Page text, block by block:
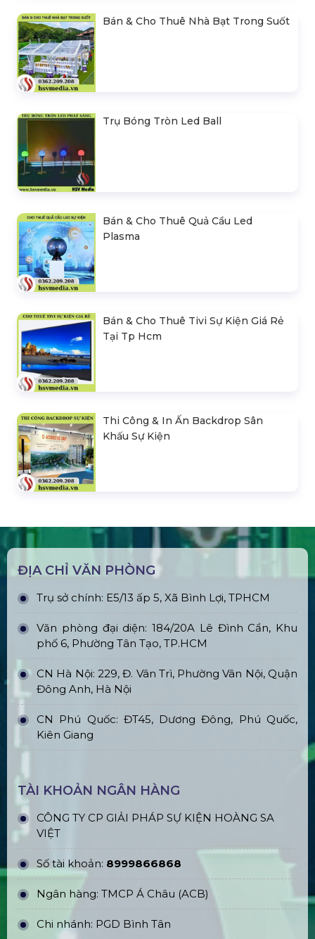
Bán & Cho Thuê Nhà Bạt Trong Suốt
Trụ Bóng Tròn Led Ball
Bán & Cho Thuê Quả Cầu Led
Plasma
Bán & Cho Thuê Tivi Sự Kiện Giá Rẻ
Tại Tp Hcm
Thi Công & In Ấn Backdrop Sân
Khấu Sự Kiện
ĐỊA CHỈ VĂN PHÒNG
Trụ sở chính: E5/13 ấp 5, Xã Bình Lợi, TPHCM
Văn phòng đại diện: 184/20A Lê Đình Cẩn, Khu
phố 6, Phường Tân Tạo, TP.HCM
CN Hà Nội: 229, Đ. Vân Trì, Phường Vân Nội, Quận
Đông Anh, Hà Nội
CN Phú Quốc: ĐT45, Dương Đông, Phú Quốc,
Kiên Giang
TÀI KHOẢN NGÂN HÀNG
CÔNG TY CP GIẢI PHÁP SỰ KIỆN HOÀNG SA
VIỆT
Số tài khoản: 8999866868
Ngân hàng: TMCP Á Châu (ACB)
Chi nhánh: PGD Bình Tân